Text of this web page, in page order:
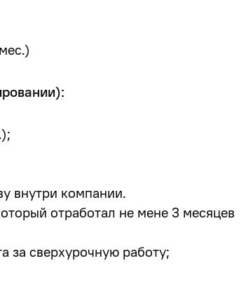
внутри компании.
отработал не мене 3 месяцев
за сверхурочную работу;